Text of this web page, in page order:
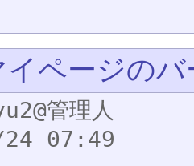
イページの
管理人
07:49